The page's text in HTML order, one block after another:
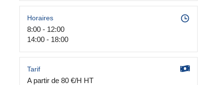
Horaires
8:00 - 12:00
14:00 - 18:00
Tarif
A partir de 80 €/H HT